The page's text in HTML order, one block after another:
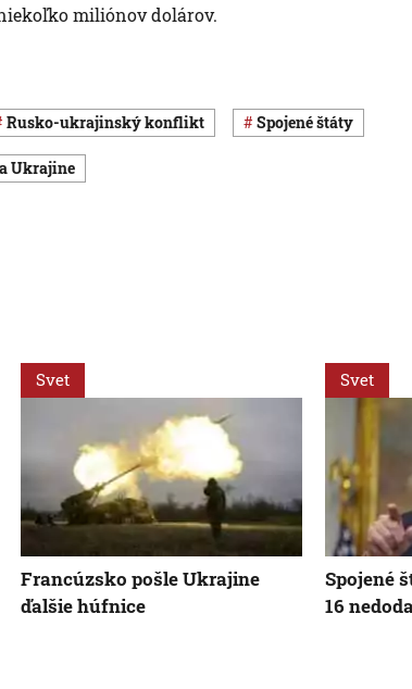
miliónov dolárov.
rusko-ukrajinský konflikt Spojené štáty
Ukrajine
Svet
Francúzsko pošle Ukrajine
ďalšie húfnice
Svet
Spojené
16